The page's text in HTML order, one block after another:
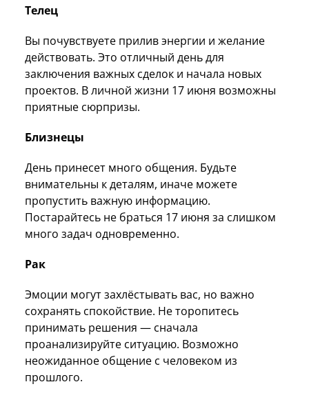
Телец
Вы почувствуете прилив энергии и желание
действовать. Это отличный день для
заключения важных сделок и начала новых
проектов. В личной жизни 17 июня возможны
приятные сюрпризы.
Близнецы
День принесет много общения. Будьте
внимательны к деталям, иначе можете
пропустить важную информацию.
Постарайтесь не браться 17 июня за слишком
много задач одновременно.
Рак
Эмоции могут захлёстывать вас, но важно
сохранять спокойствие. Не торопитесь
принимать решения — сначала
проанализируйте ситуацию. Возможно
неожиданное общение с человеком из
прошлого.